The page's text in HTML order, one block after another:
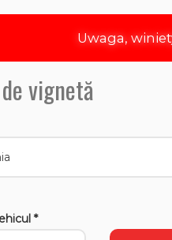
Uwaga,
vignetă
*